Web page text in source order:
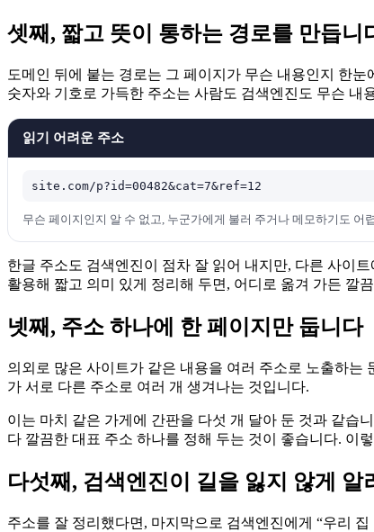
셋째, 짧고 뜻이 통하는 경로를 만듭니
도메인 뒤에 붙는 경로는 그 페이지가 무슨 내용인지 한
숫자와 기호로 가득한 주소는 사람도 검색엔진도 무슨 내
읽기 어려운 주소
site.com/p?id=00482&cat=7&ref=12
무슨 페이지인지 알 수 없고, 누군가에게 불러 주거나 메모하기도 어
한글 주소도 검색엔진이 점차 잘 읽어 내지만, 다른 사이
활용해 짧고 의미 있게 정리해 두면, 어디로 옮겨 가든 깔
넷째, 주소 하나에 한 페이지만 둡니다
의외로 많은 사이트가 같은 내용을 여러 주소로 노출하는
가 서로 다른 주소로 여러 개 생겨나는 것입니다.
이는 마치 같은 가게에 간판을 다섯 개 달아 둔 것과 같습
다 깔끔한 대표 주소 하나를 정해 두는 것이 좋습니다. 이
다섯째, 검색엔진이 길을 잃지 않게 알
주소를 잘 정리했다면, 마지막으로 검색엔진에게 “우리